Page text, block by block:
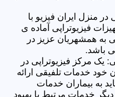
منزل ایران فیزیو با
فیزیوتراپی آماده ی
به همشهریان عزیز در
باشد.
یک مرکز فیزیوتراپی در
خود خدمات تلفیقی ارائه
به بیماران خدمات
خدمات مرتبط با بهبود